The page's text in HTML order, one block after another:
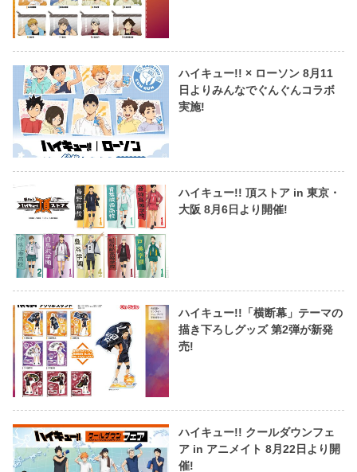
ハイキュー!! × ローソン 8月11
日よりみんなでぐんぐんコラボ
実施!
ハイキュー!! 頂ストア in 東京・
大阪 8月6日より開催!
ハイキュー!!「横断幕」テーマの
描き下ろしグッズ 第2弾が新発
売!
ハイキュー!! クールダウンフェ
ア in アニメイト 8月22日より開
催!